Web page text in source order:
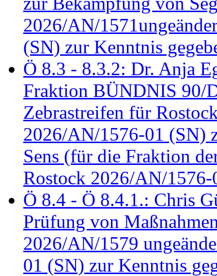
2026/AN/
(SN) zur Kenntnis
Ö 8.3 - 8.3.2: Dr. Anja
Fraktion BÜNDNIS 90/
Zebrastreifen für
2026/AN/1576-01 (SN)
Sens (für die Fraktion
Rostock 2026/AN/1576-
Ö 8.4 - Ö 8.4.1.: Chris
Prüfung von
2026/AN/1579
01 (SN) zur Kenntnis